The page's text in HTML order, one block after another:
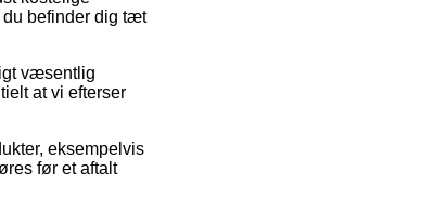
du befinder dig tæt
væsentlig
at vi efterser
eksempelvis
før et aftalt